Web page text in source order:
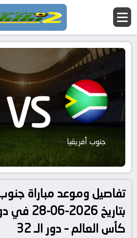
جنوب أفريقيا VS
تفاصيل وموعد مباراة جنوب
بتاريخ
كأس العالم – دور الـ 32